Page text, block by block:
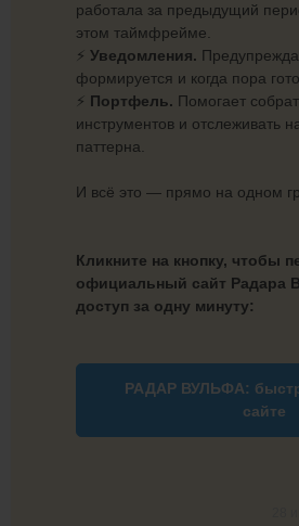
работала за предыдущий
этом таймфрейме.
⚡️ Уведомления.
формируется и когда пора
⚡️ Портфель. Помогает
инструментов и отслеживать
паттерна.
И всё это — прямо на одном
Кликните на кнопку, чтобы
официальный сайт Радара
доступ за одну минуту:
РАДАР ВУЛЬФА:
сайте